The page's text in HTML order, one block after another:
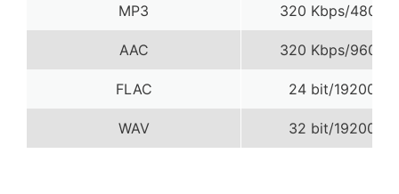
MP3 320 Kbps/48000
AAC 320 Kbps/96000
FLAC 24 bit/192000
WAV 32 bit/192000